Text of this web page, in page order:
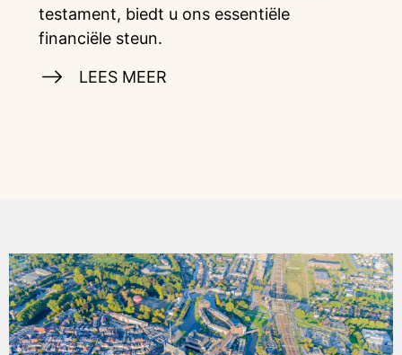
testament, biedt u ons essentiële
financiële steun.
LEES MEER